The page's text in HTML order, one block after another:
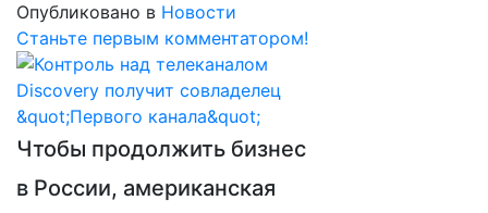
Опубликовано в Новости
Станьте первым комментатором!
Чтобы продолжить бизнес
в России, американская